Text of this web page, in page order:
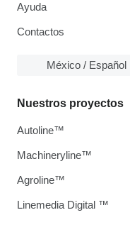
Ayuda
Contactos
México / Español
Nuestros proyectos
Autoline™
Machineryline™
Agroline™
Linemedia Digital ™